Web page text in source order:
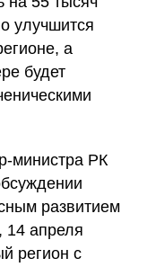
улучшится
а
будет
министра РК
развитием
14 апреля
регион с